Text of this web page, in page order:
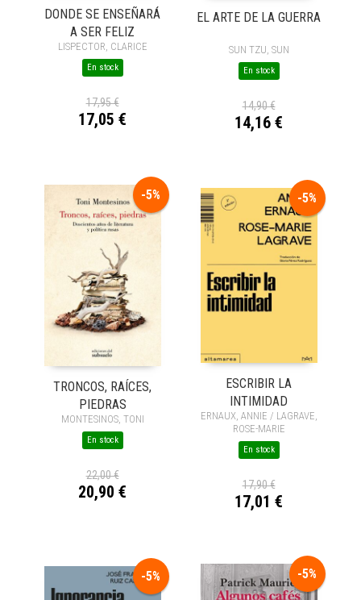
DONDE SE ENSEÑARÁ
A SER FELIZ
LISPECTOR, CLARICE
En stock
17,95 €
17,05 €
EL ARTE DE LA GUERRA
SUN TZU, SUN
En stock
14,90 €
14,16 €
-5%
TRONCOS, RAÍCES,
PIEDRAS
MONTESINOS, TONI
En stock
22,00 €
20,90 €
-5%
ESCRIBIR LA
INTIMIDAD
ERNAUX, ANNIE / LAGRAVE,
ROSE-MARIE
En stock
17,90 €
17,01 €
-5% -5%